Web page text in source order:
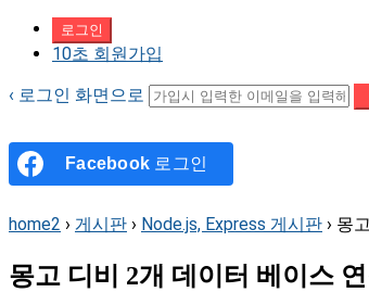
10초 회원가입
‹ 로그인 화면으로
Facebook 로그인
home2 › 게시판 › Node.js, Express 게시판 › 몽
몽고 디비 2개 데이터 베이스